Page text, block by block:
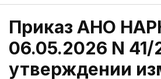
Приказ АНО
06.05.2026 N
утверждении